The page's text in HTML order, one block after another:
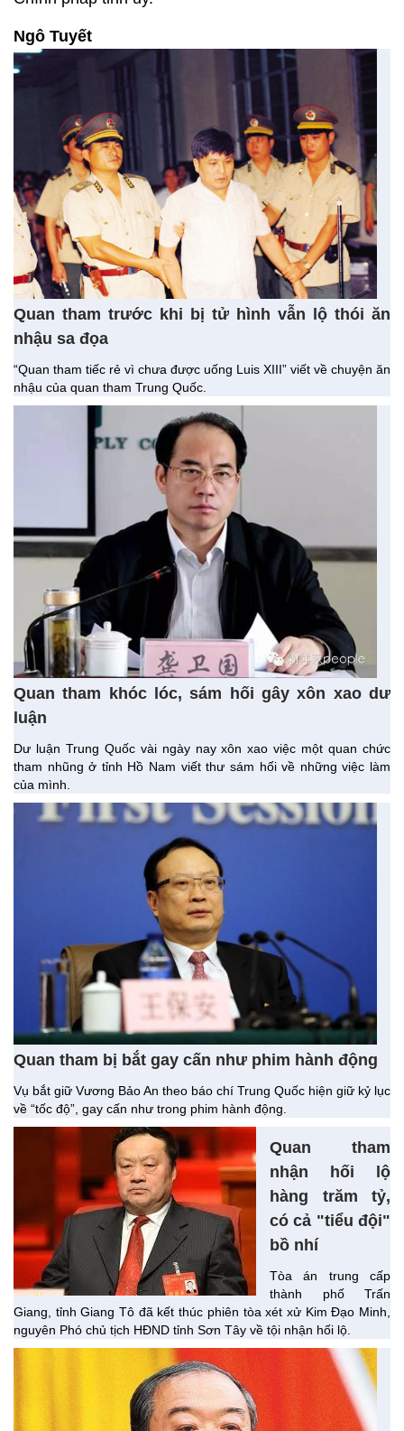
Ngô Tuyết
Quan tham trước khi bị tử hình vẫn lộ thói ăn
nhậu sa đọa
“Quan tham tiếc rẻ vì chưa được uống Luis XIII” viết về chuyện ăn
nhậu của quan tham Trung Quốc.
Quan tham khóc lóc, sám hối gây xôn xao dư
luận
Dư luận Trung Quốc vài ngày nay xôn xao việc một quan chức
tham nhũng ở tỉnh Hồ Nam viết thư sám hối về những việc làm
của mình.
Quan tham bị bắt gay cấn như phim hành động
Vụ bắt giữ Vương Bảo An theo báo chí Trung Quốc hiện giữ kỷ lục
về “tốc độ”, gay cấn như trong phim hành động.
Quan tham
nhận hối lộ
hàng trăm tỷ,
có cả "tiểu đội"
bồ nhí
Tòa án trung cấp
thành phố Trấn
Giang, tỉnh Giang Tô đã kết thúc phiên tòa xét xử Kim Đạo Minh,
nguyên Phó chủ tịch HĐND tỉnh Sơn Tây về tội nhận hối lộ.